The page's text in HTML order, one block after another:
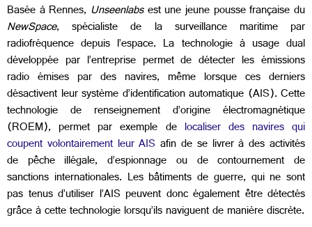
Basée à Rennes, Unseenlabsest une jeune pousse française du
NewSpace, spécialiste de la surveillance maritime par
radiofréquence depuis l’espace. La technologie à usage dual
développée par l’entreprise permet de détecter les émissions
radio émises par des navires, même lorsque ces derniers
désactivent leur système d’identification automatique (AIS). Cette
technologie de renseignement d’origine électromagnétique
(ROEM), permet par exemple de localiser des navires qui
coupent volontairement leur AIS afin de se livrer à des activités
de pêche illégale, d’espionnage ou de contournement de
sanctions internationales. Les bâtiments de guerre, qui ne sont
pas tenus d’utiliser l’AIS peuvent donc également être détectés
grâce à cette technologie lorsqu’ils naviguent de manière discrète.